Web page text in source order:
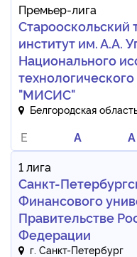
Премьер-лига
Старооскольский
институт им. А.А.
Национального
"МИСИС"
Белгородская
E A A
1 лига
Санкт-
Финансового
Правительстве
Федерации
г. Санкт-Петербург